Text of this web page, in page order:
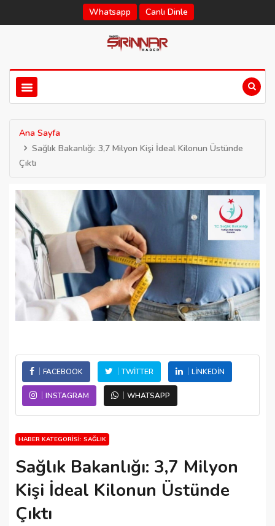
Whatsapp Canlı Dinle
Ana Sayfa
Sağlık Bakanlığı: 3,7 Milyon Kişi İdeal Kilonun Üstünde
Çıktı
FACEBOOK TWITTER LINKEDIN
INSTAGRAM WHATSAPP
HABER KATEGORISI: SAĞLIK
Sağlık Bakanlığı: 3,7 Milyon
Kişi İdeal Kilonun Üstünde
Çıktı